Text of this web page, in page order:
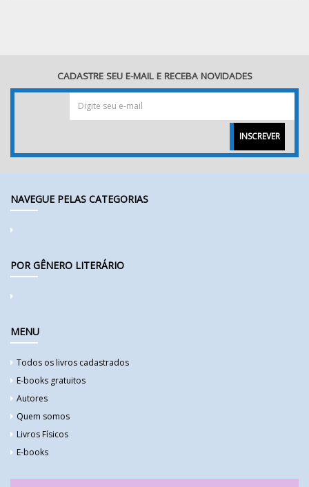
CADASTRE SEU E-MAIL E RECEBA NOVIDADES
INSCREVER
NAVEGUE PELAS CATEGORIAS
POR GÊNERO LITERÁRIO
MENU
Todos os livros cadastrados
E-books gratuitos
Autores
Quem somos
Livros Físicos
E-books